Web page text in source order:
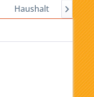
Haushalt Alles
